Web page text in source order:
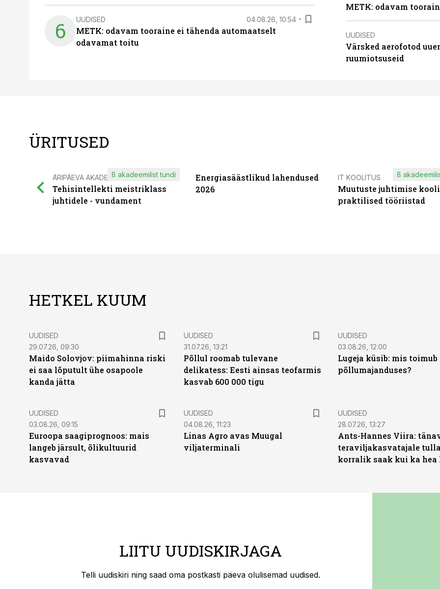
6 UUDISED 04.08.26, 10:54
METK: odavam tooraine ei tähenda automaatselt
odavamat toitu
METK: odavam
UUDISED
Värsked aerofotod
ruumiotsuseid
ÜRITUSED
ÄRIPÄEVA AKADEEMIA
Tehisintellekti meistriklass
juhtidele - vundament
8 akadeemilist tundi
Energiasäästlikud lahendused
2026
IT KOOLITUS
Muutuste juhtimise
praktilised tööriistad
8
HETKEL KUUM
UUDISED
29.07.26, 09:30
Maido Solovjov: piimahinna riski
ei saa lõputult ühe osapoole
kanda jätta
UUDISED
31.07.26, 13:21
Põllul roomab tulevane
delikatess: Eesti ainsas teofarmis
kasvab 600 000 tigu
UUDISED
03.08.26, 12:00
Lugeja küsib: mis
põllumajanduses?
UUDISED
03.08.26, 09:15
Euroopa saagiprognoos: mais
langeb järsult, õlikultuurid
kasvavad
UUDISED
04.08.26, 11:23
Linas Agro avas Muugal
viljaterminali
UUDISED
28.07.26, 13:27
Ants-Hannes Viira:
teraviljakasvatajale
korralik saak kui ka hea
LIITU UUDISKIRJAGA
Telli uudiskiri ning saad oma postkasti päeva olulisemad uudised.